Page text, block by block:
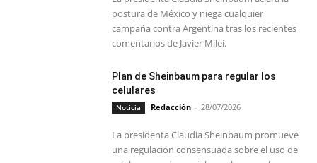
postura de México y niega cualquier
campaña contra Argentina tras los recientes
comentarios de Javier Milei.
Plan de Sheinbaum para regular los
celulares
Noticia Redacción - 28/07/2026
La presidenta Claudia Sheinbaum promueve
una regulación consensuada sobre el uso de